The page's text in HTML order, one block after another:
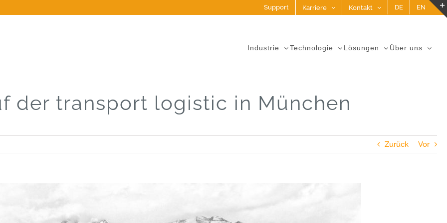
Support Karriere Kontakt DE EN
Industrie Technologie Lösungen Über uns
der transport logistic in München
Zurück Vor